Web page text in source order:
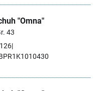
"Omna"
43